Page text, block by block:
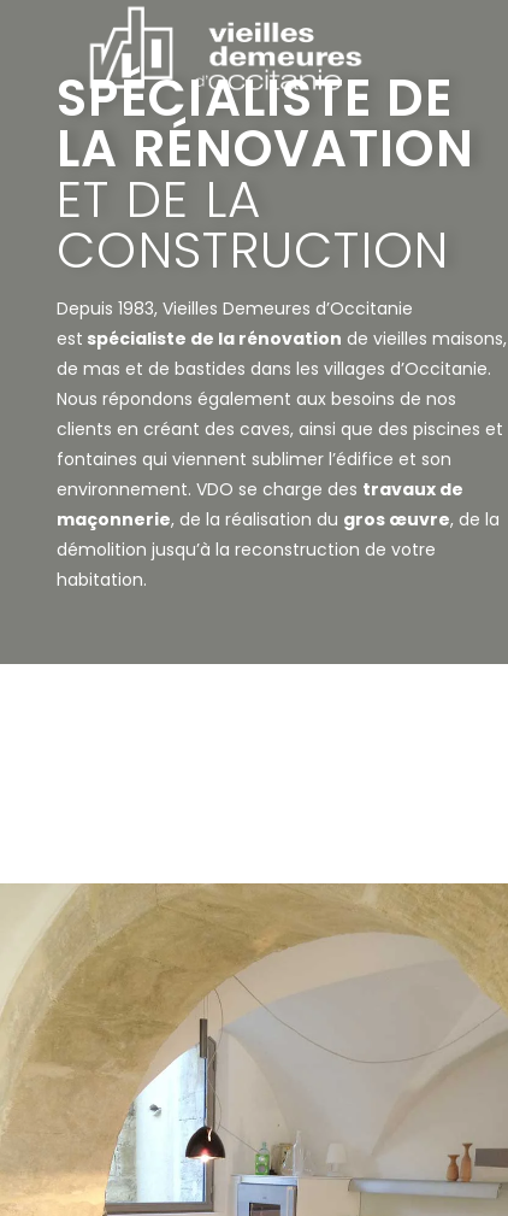
SPÉCIALISTE DE
LA RÉNOVATION
ET DE LA
CONSTRUCTION
Depuis 1983, Vieilles Demeures d’Occitanie
est spécialiste de la rénovation de vieilles maisons,
de mas et de bastides dans les villages d’Occitanie.
Nous répondons également aux besoins de nos
clients en créant des caves, ainsi que des piscines et
fontaines qui viennent sublimer l’édifice et son
environnement. VDO se charge des travaux de
maçonnerie, de la réalisation du gros œuvre, de la
démolition jusqu’à la reconstruction de votre
habitation.